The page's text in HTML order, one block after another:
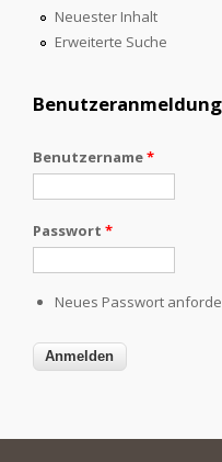
Neuester Inhalt
Erweiterte Suche
Benutzeranmeldung
Benutzername*
Passwort *
Neues Passwort